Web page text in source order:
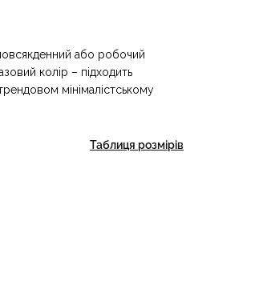
або робочий
колір – підходить
мінімалістському
Таблиця розмірів